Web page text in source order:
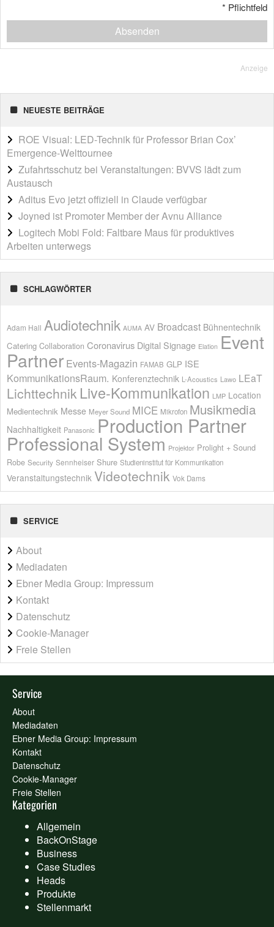
* Pflichtfeld
Absenden
Anzeige
NEUESTE BEITRÄGE
ROE Visual: LED-Technik für Professor Brian Cox’
Emergence-Welttournee
Zufahrtsschutz bei Veranstaltungen: BVVS lädt zum
Austausch
Aditus Evo jetzt offiziell in Claude verfügbar
Joyned ist Promoter Member der Avnu Alliance
Logitech Mobi Fold: Faltbare Maus für produktives
Arbeiten unterwegs
SCHLAGWÖRTER
Adam Hall Audiotechnik AUMA AV Broadcast Bühnentechnik
Catering Collaboration Coronavirus Digital Signage Elation Event
Partner Events-Magazin FAMAB GLP ISE
KommunikationsRaum. Konferenztechnik L-Acoustics Lawo LEaT
Lichttechnik Live-Kommunikation LMP Location
Medientechnik Messe Meyer Sound MICE Mikrofon Musikmedia
Nachhaltigkeit Panasonic Production Partner
Professional System Projektor Prolight + Sound
Robe Security Sennheiser Shure Studieninstitut für Kommunikation
Veranstaltungstechnik Videotechnik Vok Dams
SERVICE
About
Mediadaten
Ebner Media Group: Impressum
Kontakt
Datenschutz
Cookie-Manager
Freie Stellen
Service
About
Mediadaten
Ebner Media Group: Impressum
Kontakt
Datenschutz
Cookie-Manager
Freie Stellen
Kategorien
Allgemein
BackOnStage
Business
Case Studies
Heads
Produkte
Stellenmarkt